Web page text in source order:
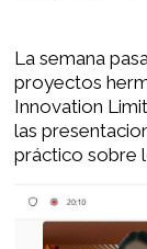
La semana
proyectos
Innovation
las
práctico sobre